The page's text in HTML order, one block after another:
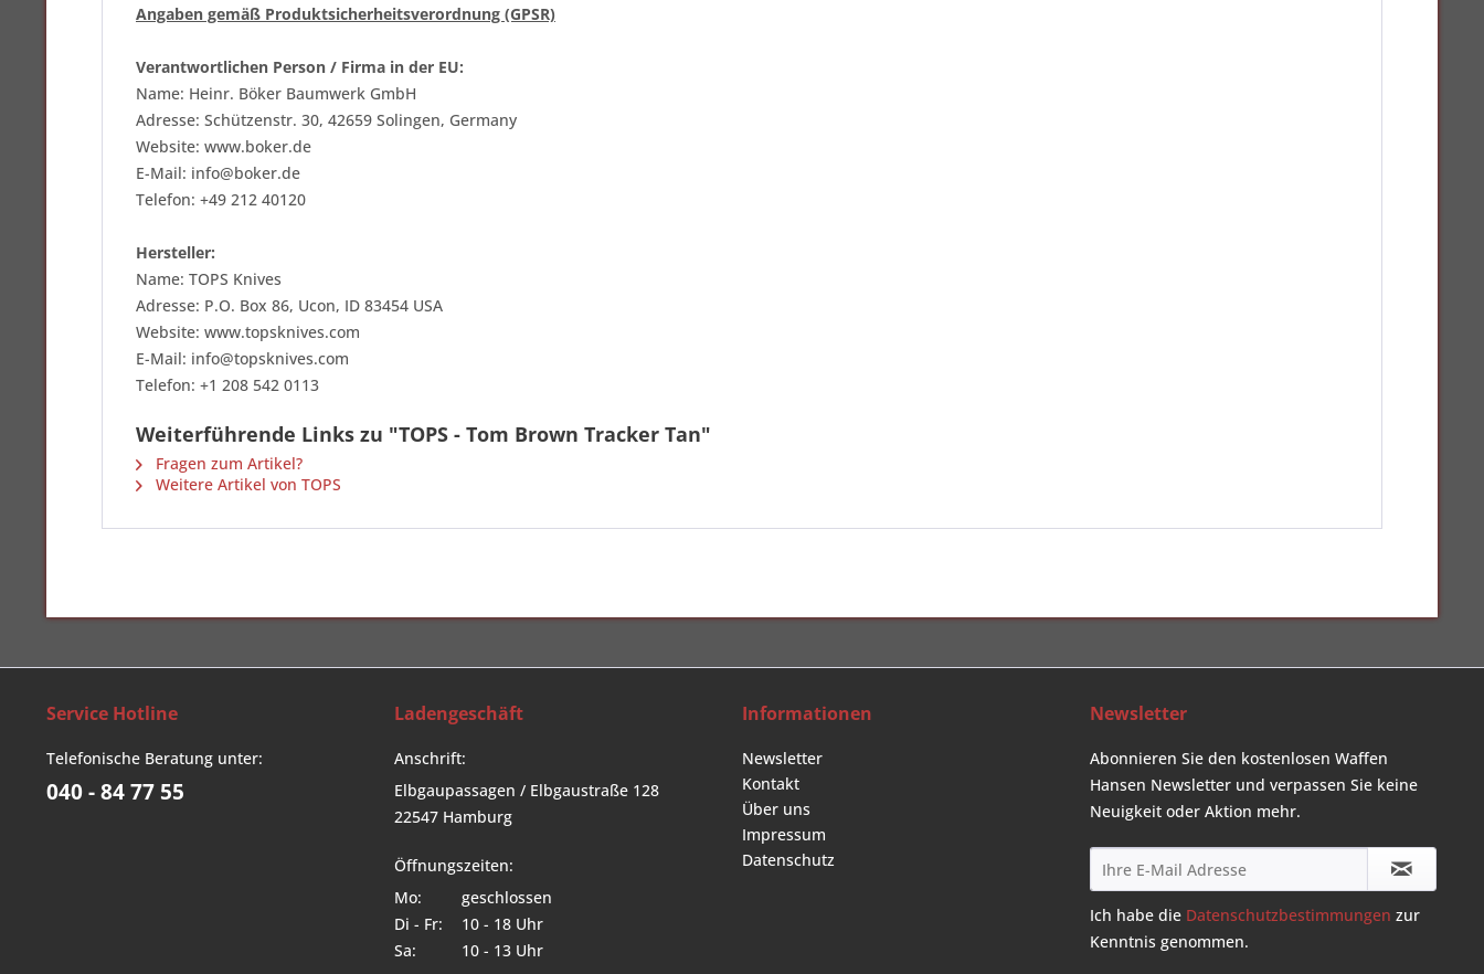
Angaben gemäß Produktsicherheitsverordnung (GPSR)
Verantwortlichen Person / Firma in der EU:
Name: Heinr. Böker Baumwerk GmbH
Adresse: Schützenstr. 30, 42659 Solingen, Germany
Website: www.boker.de
E-Mail: info@boker.de
Telefon: +49 212 40120
Hersteller:
Name: TOPS Knives
Adresse: P.O. Box 86, Ucon, ID 83454 USA
Website: www.topsknives.com
E-Mail: info@topsknives.com
Telefon: +1 208 542 0113
Weiterführende Links zu "TOPS - Tom Brown Tracker Tan"
Fragen zum Artikel?
Weitere Artikel von TOPS
Service Hotline
Telefonische Beratung unter:
040 - 84 77 55
Ladengeschäft
Anschrift:
Elbgaupassagen / Elbgaustraße 128
22547 Hamburg
Öffnungszeiten:
Mo:
geschlossen
Di - Fr:
10 - 18 Uhr
Sa:
10 - 13 Uhr
Informationen
Newsletter
Kontakt
Über uns
Impressum
Datenschutz
Newsletter
Abonnieren Sie den kostenlosen Waffen
Hansen Newsletter und verpassen Sie keine
Neuigkeit oder Aktion mehr.
Ich habe die Datenschutzbestimmungen zur
Kenntnis genommen.